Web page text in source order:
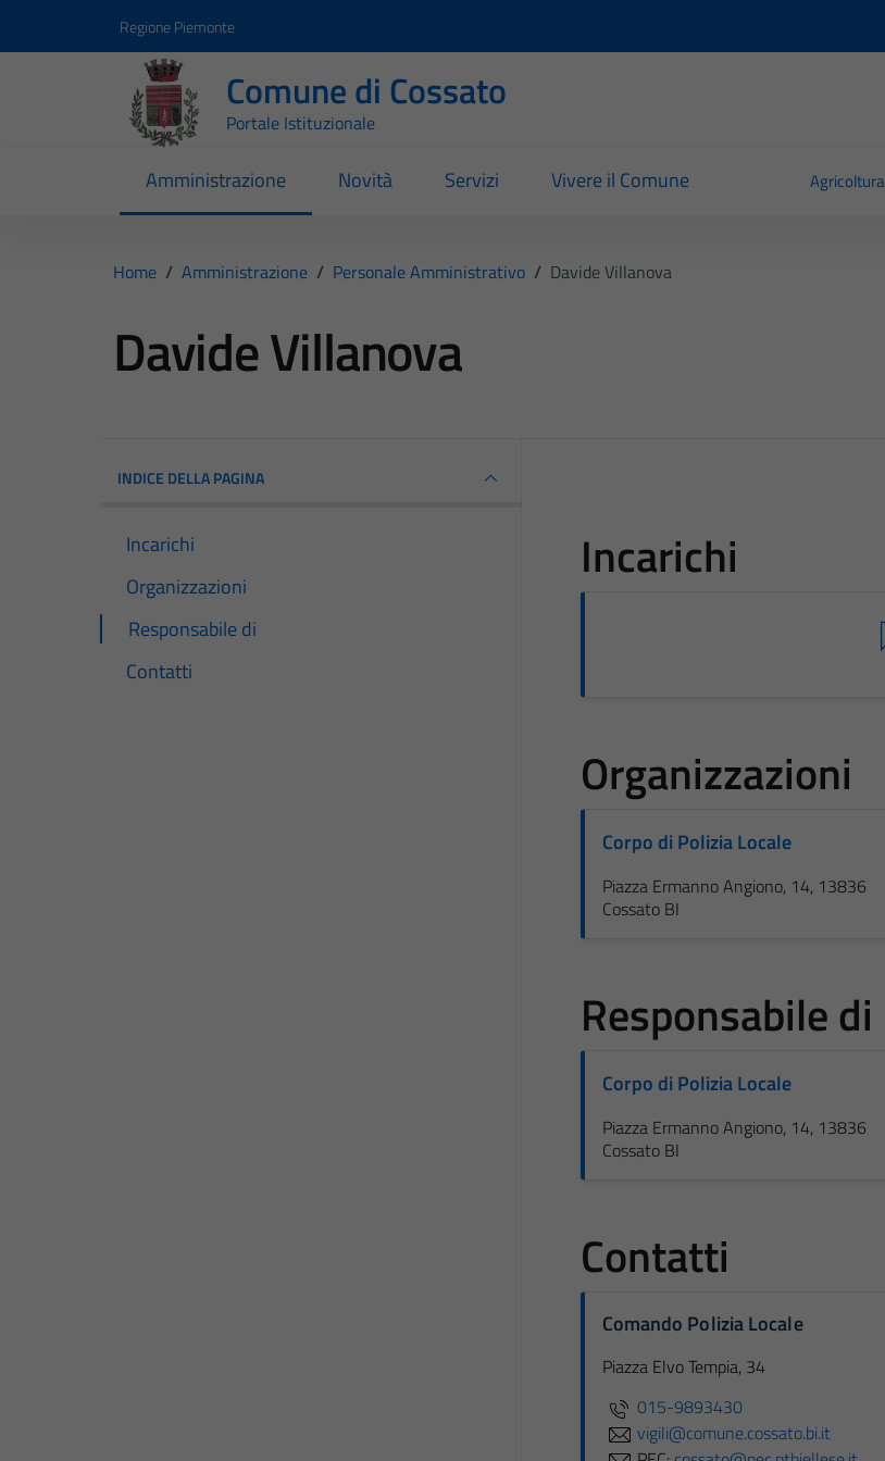
Regione Piemonte
Comune di Cossato
Portale Istituzionale
Amministrazione Novità Servizi Vivere il Comune Agricoltura
Home / Amministrazione / Personale Amministrativo / Davide Villanova
Davide Villanova
INDICE DELLA PAGINA
Incarichi
Organizzazioni
Responsabile di
Contatti
Incarichi
Organizzazioni
Corpo di Polizia Locale
Piazza Ermanno Angiono, 14, 13836
Cossato BI
Responsabile di
Corpo di Polizia Locale
Piazza Ermanno Angiono, 14, 13836
Cossato BI
Contatti
Comando Polizia Locale
Piazza Elvo Tempia, 34
015-9893430
vigili@comune.cossato.bi.it